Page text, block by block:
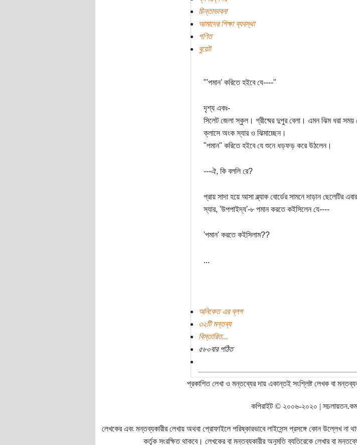
চিন্তাভাবনা
আমাদের শিক্ষা ব্যবস্থা
গণিত
বুয়েট
"'পমান' করিতে হইবে যে----"
দৃশ্য একঃ-
সিলেট জেলা স্কুল। গ্রীষ্মের দুপুর বেলা। এমন ঝিম ধরা সময়
ক্লাসে অংক স্যার ও ঝিমাচ্ছেন।
"পমান" করিতে হইবে যে শুনে ধড়ফড় করে উঠলেন।
---ঐ, কি বললি রে?
প্রায় সাদা হয়ে আসা ব্ল্যাক বোর্ডের সামনে দাড়ান ছেলেটির
স্যার, 'উপপাইদ্য'-৮ পমান করতে কইসিলেন যে----
'পমান' করতে কইসিলাম??
...
অনিকেত এর ব্লগ
৩২টি মন্তব্য
বিস্তারিত...
৫৮০বার পঠিত
প্রকাশিত লেখা ও মন্তব্যের দায় একান্তই সংশ্লিষ্ট লেখক বা
কপিরাইট © ২০০৬-২০২০ |
লেখকের এবং মন্তব্যকারীর লেখায় অথবা প্রোফাইলে পরিষ্কারভাবে লাইসেন্স প্রসঙ্গে কোন উল্লেখ না
কর্তৃক সংরক্ষিত থাকবে। লেখকের বা মন্তব্যকারীর অনুমতি ব্যতিরেকে লেখার বা